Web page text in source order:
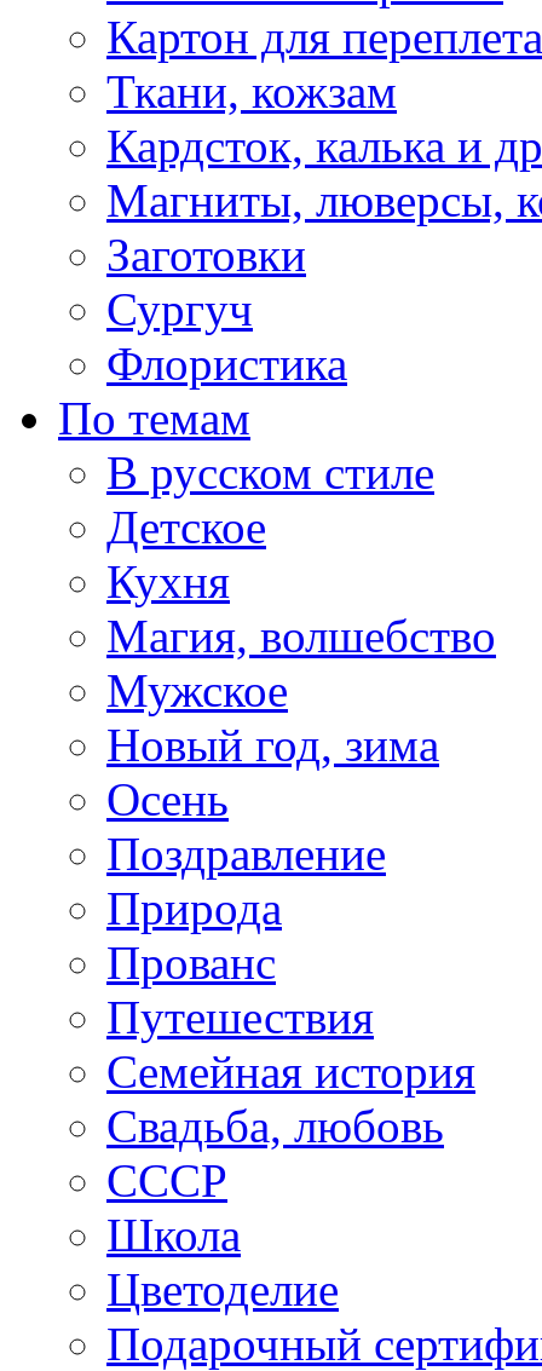
Картон для переплета
Ткани, кожзам
Кардсток, калька и
Магниты, люверсы,
Заготовки
Сургуч
Флористика
По темам
В русском стиле
Детское
Кухня
Магия, волшебство
Мужское
Новый год, зима
Осень
Поздравление
Природа
Прованс
Путешествия
Семейная история
Свадьба, любовь
СССР
Школа
Цветоделие
Подарочный